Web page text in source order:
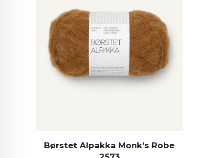
Børstet Alpakka Monk’s Robe